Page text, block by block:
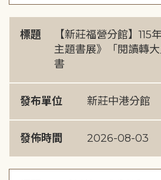
標題
【新莊福營分館】115
主題書展》「閱讀轉
書
發布單位 新莊中港分館
發佈時間 2026-08-03